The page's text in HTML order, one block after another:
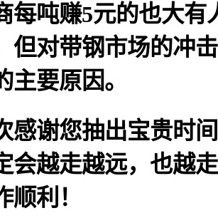
每吨赚5元的也大
但对带钢市场的冲
主要原因。
感谢您抽出宝贵时
会越走越远，也越
利！